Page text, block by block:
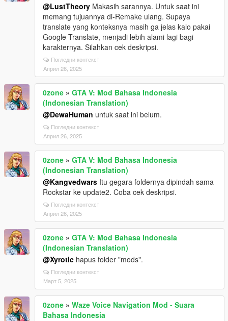
@LustTheory Makasih sarannya. Untuk saat ini
memang tujuannya di-Remake ulang. Supaya
translate yang konteksnya masih ga jelas kalo pakai
Google Translate, menjadi lebih alami lagi bagi
karakternya. Silahkan cek deskripsi.
Погледни контекст
Април 26, 2025
0zone » GTA V: Mod Bahasa Indonesia
(Indonesian Translation)
@DewaHuman untuk saat ini belum.
Погледни контекст
Април 26, 2025
0zone » GTA V: Mod Bahasa Indonesia
(Indonesian Translation)
@Kangvedwars Itu gegara foldernya dipindah sama
Rockstar ke update2. Coba cek deskripsi.
Погледни контекст
Април 26, 2025
0zone » GTA V: Mod Bahasa Indonesia
(Indonesian Translation)
@Xyrotic hapus folder "mods".
Погледни контекст
Март 5, 2025
0zone » Waze Voice Navigation Mod - Suara
Bahasa Indonesia